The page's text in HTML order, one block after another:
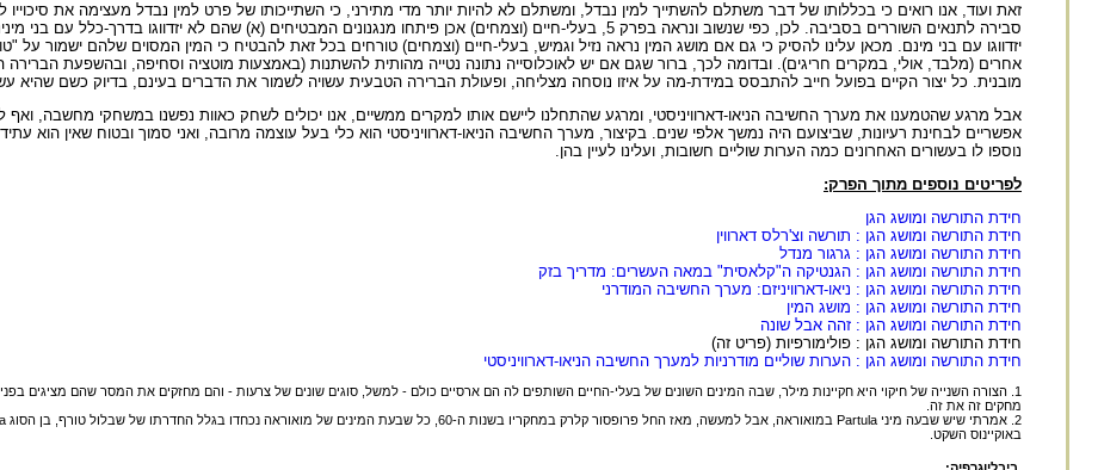
זאת ועוד, אנו רואים כי בכללותו של דבר משתלם להשתייך למין נבדל, ומשתלם לא להיות יותר מדי מתירני, כי השתייכותו של פרט למין נבדל מעצימה את סיכוייו
סבירה לתנאים השוררים בסביבה. לכן, כפי שנשוב ונראה בפרק 5, בעלי-חיים (וצמחים) אכן פיתחו מנגנונים המבטיחים (א) שהם לא יזדווגו
יזדווגו עם בני מינם. מכאן עלינו להסיק כי גם אם מושג המין נראה נזיל וגמיש, בעלי-חיים (וצמחים) טורחים בכל זאת להבטיח כי המין המסוים שלהם ישמור על
אחרים (מלבד, אולי, במקרים חריגים). ובדומה לכך, ברור שגם אם יש לאוכלוסייה נתונה נטייה מהותית להשתנות (באמצעות מוטציה וסחיפה, ובהשפעת
מובנית. כל יצור הקיים בפועל חייב להתבסס במידת-מה על איזו נוסחה מצליחה, ופעולת הברירה הטבעית עשויה לשמור את הדברים בעינם, בדיוק כשם שהיא
אבל מרגע שהטמענו את מערך החשיבה הניאו-דארוויניסטי, ומרגע שהתחלנו ליישם אותו למקרים ממשיים, אנו יכולים לשחק כאוות נפשנו במשחקי מחשבה, ואף
אפשריים לבחינת רעיונות, שביצועם היה נמשך אלפי שנים. בקיצור, מערך החשיבה הניאו-דארוויניסטי הוא כלי בעל עוצמה מרובה, ואני סמוך ובטוח שאין הוא
נוספו לו בעשורים האחרונים כמה הערות שוליים חשובות, ועלינו לעיין בהן.
לפריטים נוספים מתוך הפרק:
חידת התורשה ומושג הגן
חידת התורשה ומושג הגן : תורשה וצ'רלס דארווין
חידת התורשה ומושג הגן : גרגור מנדל
חידת התורשה ומושג הגן : הגנטיקה ה"קלאסית" במאה העשרים: מדריך בזק
חידת התורשה ומושג הגן : ניאו-דארוויניזם: מערך החשיבה המודרני
חידת התורשה ומושג הגן : מושג המין
חידת התורשה ומושג הגן : זהה אבל שונה
חידת התורשה ומושג הגן : פולימורפיות (פריט זה)
חידת התורשה ומושג הגן : הערות שוליים מודרניות למערך החשיבה הניאו-דארוויניסטי
1. הצורה השנייה של חיקוי היא חקיינות מילר, שבה המינים השונים של בעלי-החיים השותפים לה הם ארסיים כולם - למשל, סוגים שונים של צרעות - והם מחזקים את המסר שהם מציגים
מחקים זה את זה.
באוקיינוס השקט.